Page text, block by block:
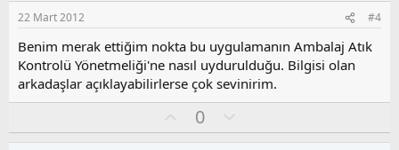
r
:
s
u
z
o
y
l
22 Mart 2012 #4
Benim merak ettiğim nokta bu uygulamanın Ambalaj Atık
Kontrolü Yönetmeliği'ne nasıl uydurulduğu. Bilgisi olan
arkadaşlar açıklayabilirlerse çok sevinirim.
y
0
l